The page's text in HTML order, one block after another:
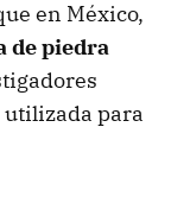
en México,
de piedra
para